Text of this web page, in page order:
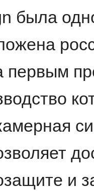
была
первым
и